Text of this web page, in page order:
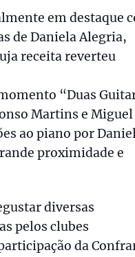
em destaque
de Daniela Alegria,
receita reverteu
“Duas
Martins e Miguel
ao piano por
proximidade e
diversas
pelos clubes
da